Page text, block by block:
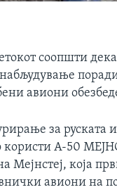
соопшти дека
авиони
за руската
користи A-50
Мејнстеј, која
авиони на